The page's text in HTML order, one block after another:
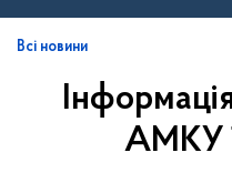
вВсі новини
АМКУ